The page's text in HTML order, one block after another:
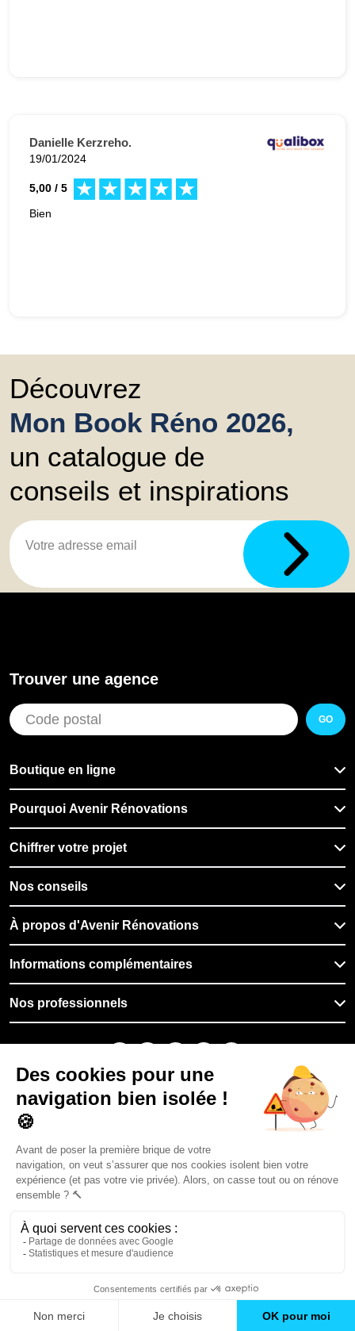
Danielle Kerzreho.
19/01/2024
5,00 / 5
Bien
Découvrez
Mon Book Réno 2026,
un catalogue de
conseils et inspirations
Trouver une agence
GO
Boutique en ligne
Pourquoi Avenir Rénovations
Chiffrer votre projet
Nos conseils
À propos d'Avenir Rénovations
Informations complémentaires
Nos professionnels
Filiale du groupe At Home